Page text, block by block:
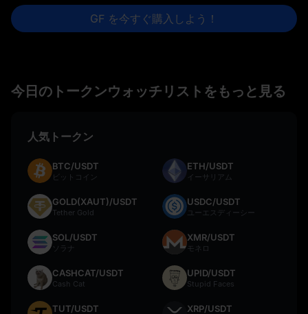
GF を今すぐ購入しよう！
今日のトークンウォッチリストをもっと見る
人気トークン
BTC/USDT
ビットコイン
ETH/USDT
イーサリアム
GOLD(XAUT)/USDT
Tether Gold
USDC/USDT
ユーエスディーシー
SOL/USDT
ソラナ
XMR/USDT
モネロ
CASHCAT/USDT
Cash Cat
UPID/USDT
Stupid Faces
TUT/USDT XRP/USDT